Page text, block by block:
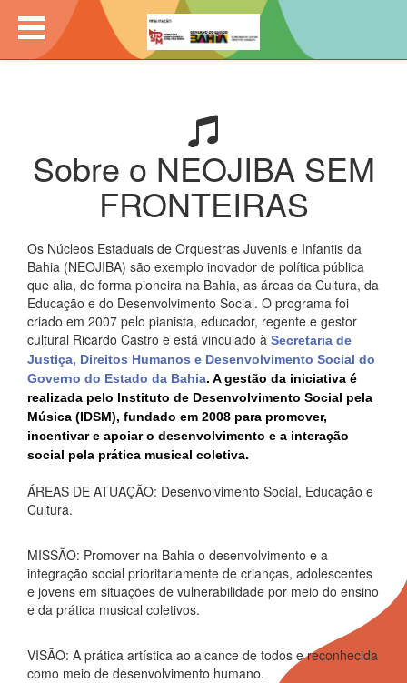
Sobre o NEOJIBA SEM
FRONTEIRAS
Os Núcleos Estaduais de Orquestras Juvenis e Infantis da
Bahia (NEOJIBA) são exemplo inovador de política pública
que alia, de forma pioneira na Bahia, as áreas da Cultura, da
Educação e do Desenvolvimento Social. O programa foi
criado em 2007 pelo pianista, educador, regente e gestor
cultural Ricardo Castro e está vinculado à Secretaria de
Justiça, Direitos Humanos e Desenvolvimento Social do
Governo do Estado da Bahia. A gestão da iniciativa é
realizada pelo Instituto de Desenvolvimento Social pela
Música (IDSM), fundado em 2008 para promover,
incentivar e apoiar o desenvolvimento e a interação
social pela prática musical coletiva.
ÁREAS DE ATUAÇÃO: Desenvolvimento Social, Educação e
Cultura.
MISSÃO: Promover na Bahia o desenvolvimento e a
integração social prioritariamente de crianças, adolescentes
e jovens em situações de vulnerabilidade por meio do ensino
e da prática musical coletivos.
VISÃO: A prática artística ao alcance de todos e reconhecida
como meio de desenvolvimento humano.